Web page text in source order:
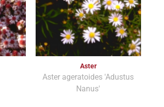
Aster
Aster ageratoides 'Adustus
Nanus'